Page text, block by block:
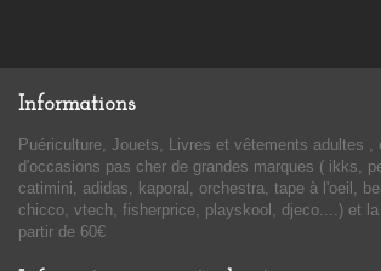
Informations
Puériculture, Jouets, Livres et vêtements adultes ,
d'occasions pas cher de grandes marques ( ikks,
catimini, adidas, kaporal, orchestra, tape à l'oeil,
chicco, vtech, fisherprice, playskool, djeco....) et
partir de 60€